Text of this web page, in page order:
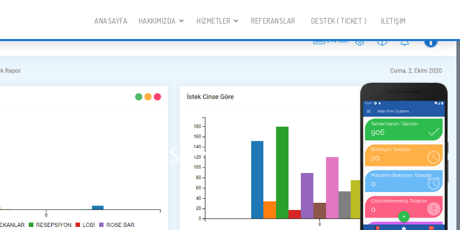
ANASAYFA HAKKIMIZDA HIZMETLER REFERANSLAR DESTEK ( TICKET ) İLETİŞİM
PRM ARIZA TAKIP SISTEMI